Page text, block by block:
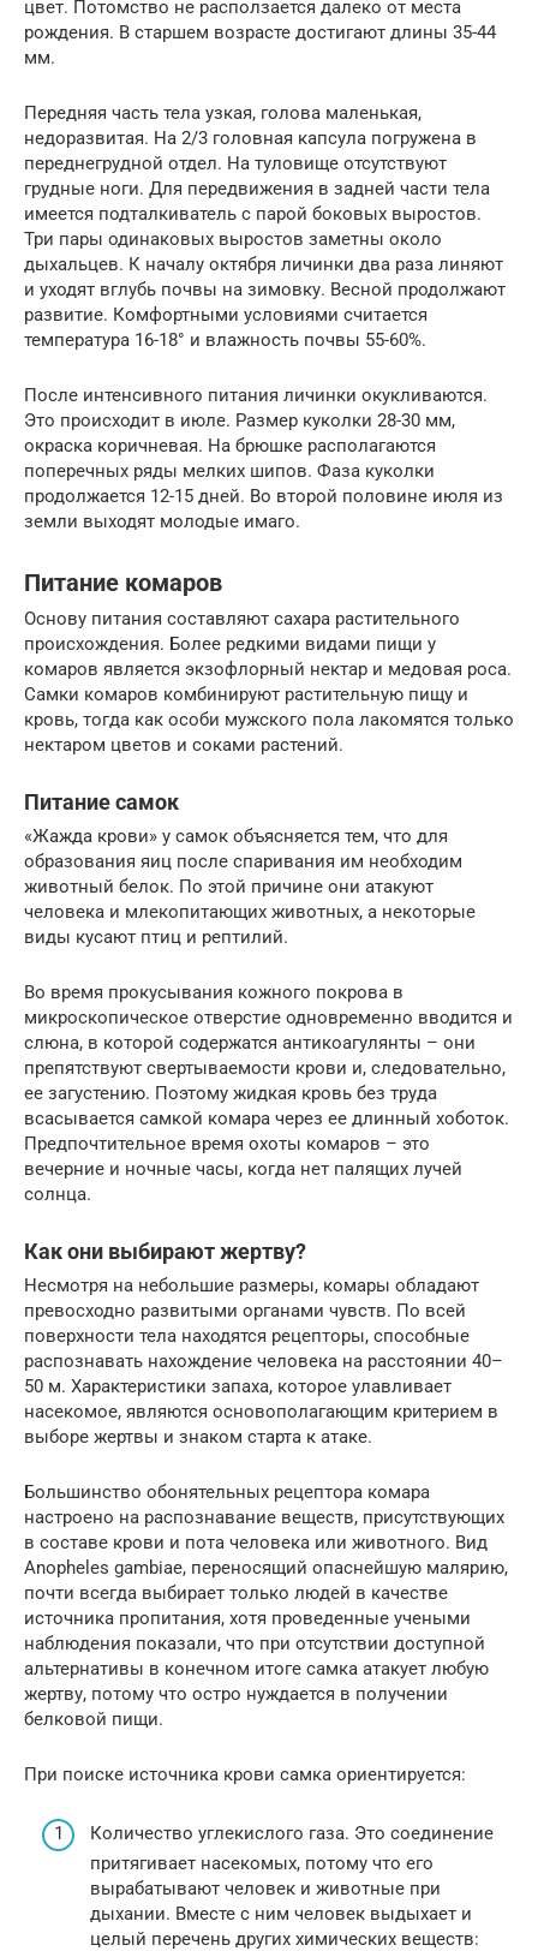
цвет. Потомство не расползается далеко от места
рождения. В старшем возрасте достигают длины 35-44
мм.
Передняя часть тела узкая, голова маленькая,
недоразвитая. На 2/3 головная капсула погружена в
переднегрудной отдел. На туловище отсутствуют
грудные ноги. Для передвижения в задней части тела
имеется подталкиватель с парой боковых выростов.
Три пары одинаковых выростов заметны около
дыхальцев. К началу октября личинки два раза линяют
и уходят вглубь почвы на зимовку. Весной продолжают
развитие. Комфортными условиями считается
температура 16-18° и влажность почвы 55-60%.
После интенсивного питания личинки окукливаются.
Это происходит в июле. Размер куколки 28-30 мм,
окраска коричневая. На брюшке располагаются
поперечных ряды мелких шипов. Фаза куколки
продолжается 12-15 дней. Во второй половине июля из
земли выходят молодые имаго.
Питание комаров
Основу питания составляют сахара растительного
происхождения. Более редкими видами пищи у
комаров является экзофлорный нектар и медовая роса.
Самки комаров комбинируют растительную пищу и
кровь, тогда как особи мужского пола лакомятся только
нектаром цветов и соками растений.
Питание самок
«Жажда крови» у самок объясняется тем, что для
образования яиц после спаривания им необходим
животный белок. По этой причине они атакуют
человека и млекопитающих животных, а некоторые
виды кусают птиц и рептилий.
Во время прокусывания кожного покрова в
микроскопическое отверстие одновременно вводится и
слюна, в которой содержатся антикоагулянты – они
препятствуют свертываемости крови и, следовательно,
ее загустению. Поэтому жидкая кровь без труда
всасывается самкой комара через ее длинный хоботок.
Предпочтительное время охоты комаров – это
вечерние и ночные часы, когда нет палящих лучей
солнца.
Как они выбирают жертву?
Несмотря на небольшие размеры, комары обладают
превосходно развитыми органами чувств. По всей
поверхности тела находятся рецепторы, способные
распознавать нахождение человека на расстоянии 40–
50 м. Характеристики запаха, которое улавливает
насекомое, являются основополагающим критерием в
выборе жертвы и знаком старта к атаке.
Большинство обонятельных рецептора комара
настроено на распознавание веществ, присутствующих
в составе крови и пота человека или животного. Вид
Anopheles gambiae, переносящий опаснейшую малярию,
почти всегда выбирает только людей в качестве
источника пропитания, хотя проведенные учеными
наблюдения показали, что при отсутствии доступной
альтернативы в конечном итоге самка атакует любую
жертву, потому что остро нуждается в получении
белковой пищи.
При поиске источника крови самка ориентируется:
Количество углекислого газа. Это соединение
притягивает насекомых, потому что его
вырабатывают человек и животные при
дыхании. Вместе с ним человек выдыхает и
целый перечень других химических веществ: